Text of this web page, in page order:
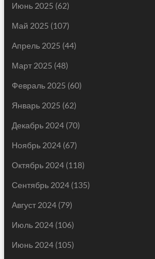
Июнь 2025 (62)
Май 2025 (107)
Апрель 2025 (44)
Март 2025 (48)
Февраль 2025 (60)
Январь 2025 (62)
Декабрь 2024(70)
Ноябрь 2024(67)
Октябрь 2024(118)
Сентябрь 2024(135)
Август 2024(79)
Июль 2024(106)
Июнь 2024(105)